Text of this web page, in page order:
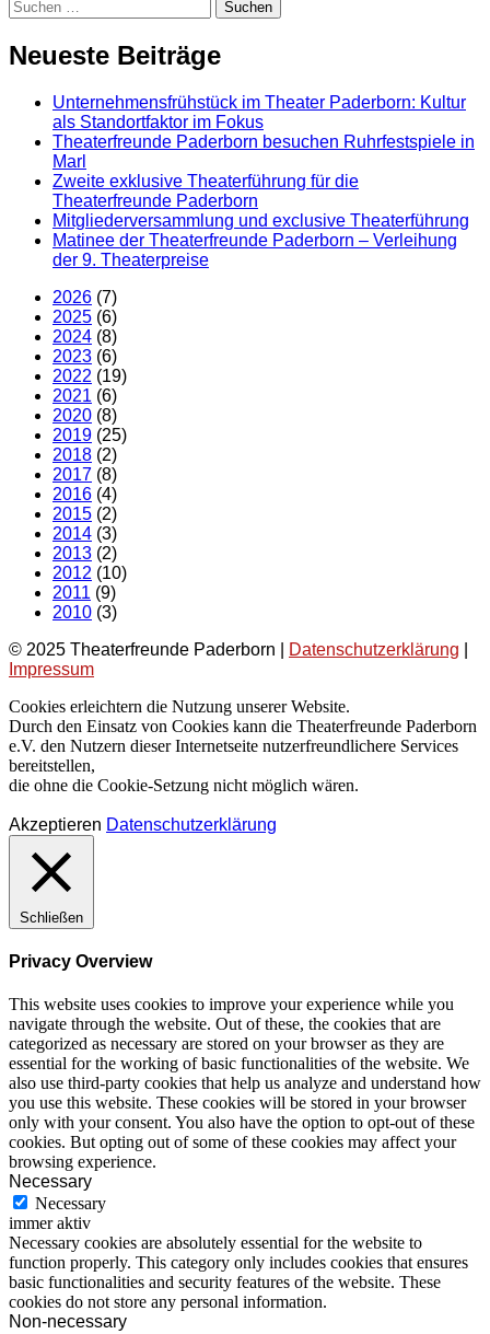
nach:
Neueste Beiträge
Unternehmensfrühstück im Theater Paderborn: Kultur
als Standortfaktor im Fokus
Theaterfreunde Paderborn besuchen Ruhrfestspiele in
Marl
Zweite exklusive Theaterführung für die
Theaterfreunde Paderborn
Mitgliederversammlung und exclusive Theaterführung
Matinee der Theaterfreunde Paderborn – Verleihung
der 9. Theaterpreise
2026 (7)
2025 (6)
2024 (8)
2023 (6)
2022 (19)
2021 (6)
2020 (8)
2019 (25)
2018 (2)
2017 (8)
2016 (4)
2015 (2)
2014 (3)
2013 (2)
2012 (10)
2011 (9)
2010 (3)
© 2025 Theaterfreunde Paderborn |
Datenschutzerklärung
Impressum
Cookies erleichtern die Nutzung unserer Website.
Durch den Einsatz von Cookies kann die Theaterfreunde Paderborn
e.V. den Nutzern dieser Internetseite nutzerfreundlichere Services
bereitstellen,
die ohne die Cookie-Setzung nicht möglich wären.
Akzeptieren Datenschutzerklärung
Schließen
Privacy Overview
This website uses cookies to improve your experience while you
navigate through the website. Out of these, the cookies that are
categorized as necessary are stored on your browser as they are
essential for the working of basic functionalities of the website. We
also use third-party cookies that help us analyze and understand how
you use this website. These cookies will be stored in your browser
only with your consent. You also have the option to opt-out of these
cookies. But opting out of some of these cookies may affect your
browsing experience.
Necessary
Necessary
immer aktiv
Necessary cookies are absolutely essential for the website to
function properly. This category only includes cookies that ensures
basic functionalities and security features of the website. These
cookies do not store any personal information.
Non-necessary